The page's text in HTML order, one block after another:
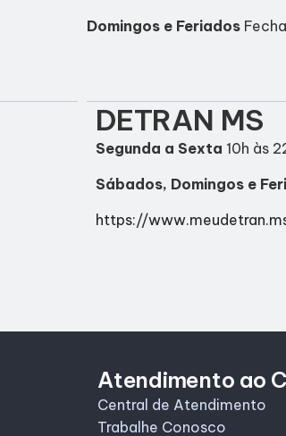
Domingos e Feriados
DETRAN MS
Segunda a Sexta 10h às
Sábados, Domingos e
https://
Atendimento ao
Central de Atendimento
Trabalhe Conosco